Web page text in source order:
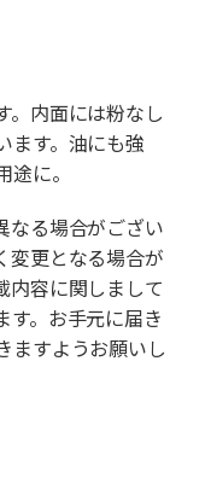
。内面には粉なし
ます。油にも強
に。
なる場合がござい
変更となる場合が
内容に関しまして
す。お手元に届き
ますようお願いし